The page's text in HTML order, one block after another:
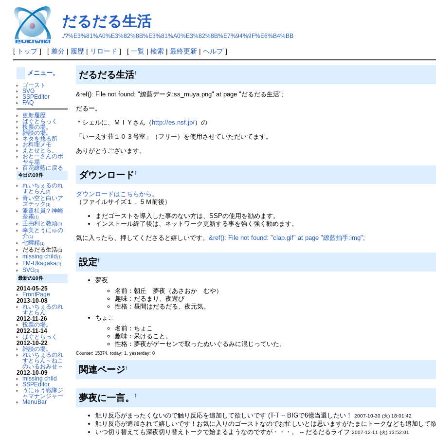
だるだる生活
./?%E3%81%A0%E3%82%8B%E3%81%A0%E3%82%8B%E7%94%9F%E6%B4%BB
[ トップ] [ 差分| 履歴| リロード ] [ 一覧| 検索| 最終更新| ヘルプ]
メニュー。
ゴースト
SVG
SSPEditor
FAQ
更新履歴
ばぐとらっく
投票の場。
雑談の場。
ネタを捻る所
お料理メモ
えとせとら。
おとーさんのボ
ヤキ場
百花繚藍に戻る
今日の10件
れいちぇるのれ
すとらん(3)
青い空と白いア
ズテック (1)
派遣社員？神崎
奈霧(1)
壬由利と教頭(1)
幸美とうにゅの
介(1)
七曜精(1)
だるだる生活(1)
missing child(1)
FM-Ukagaka(1)
SVG(1)
最新の10件
2014-05-25
FrontPage
2013-10-08
れいちぇるのれ
すとらん
2012-11-26
投票の場。
2012-11-14
ばぐとらっく
2012-10-22
雑談の場。
れいちぇるのれ
すとらん～ねこ
のいるおみせ～
2012-10-09
missing child
SSPEditor
うにゅう戦隊ジ
ャマナンジャー
MenuBar
だるだる生活†
&ref(): File not found: "繚藍データ:ss_muya.png" at page "だるだる生活";
だるー。
＊シェルに、ＭＩＹさん（ http://es.nsf.jp/）の
「いーえす荘１０３号室」（フリー）を使用させていただいてます。
ありがとうございます。
ダウンロード†
ダウンロードはこちらから。
（ファイルサイズ１．５Ｍ前後）
まだゴーストを導入した事のない方は、SSPの使用を勧めます。
インストール終了後は、ネットワーク更新する事を強く強く勧めます。
気に入ったら、押してくださると嬉しいです。&ref(): File not found: "clap.gif" at page "繚藍拍手:img";
設定†
夢夜
名前：朝丘 夢夜（あさおか むや）
趣味：だるまり、夜遊び
性格：昼間はだるだる、夜元気。
ちょこ
名前：ちょこ
趣味：呆けること。
性格：夢夜がゲーセンで取ったぬいぐるみに混じっていた。
Counter: 15374, today: 1, yesterday: 0
関連ページ†
夢夜に一言。†
触り反応がまったくないので触り反応を追加して欲しいです (T-T -- BIGで6億当選したい！2007-10-30 (火) 18:01:42
触り反応が追加されて嬉しいです！お気に入りのゴーストなのでお忙しいとは思いますがたまにトークなども追加し
いつ切り替えても深夜切り替えトークで始まるようなのですが・・・。 -- だるだるライフ2007-12-11 (火) 13:52:01